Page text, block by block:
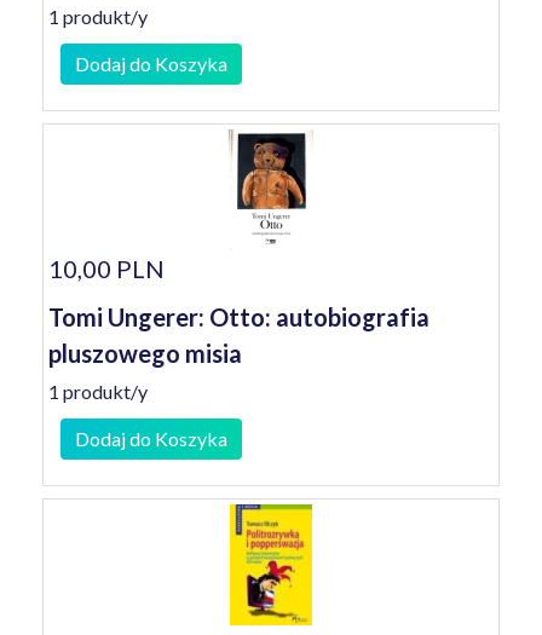
1 produkt/y
Dodaj do Koszyka
10,00 PLN
Tomi Ungerer: Otto: autobiografia
pluszowego misia
1 produkt/y
Dodaj do Koszyka